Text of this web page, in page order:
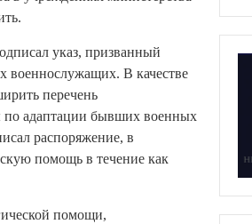
указ, призванный
военнослужащих. В качестве
перечень
по адаптации бывших военных
распоряжение, в
помощь в течение как
помощи,